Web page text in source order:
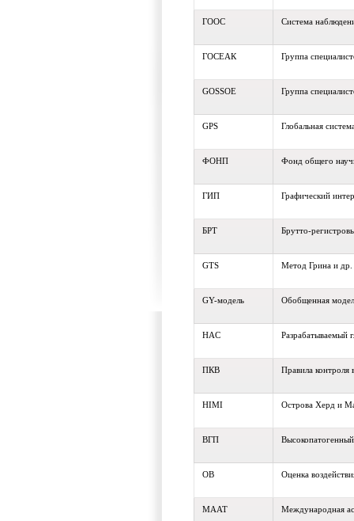
ГООС Система
ГОСЕАК Группа
GOSSOE Группа
GPS Глобальная
ФОНП Фонд общего
ГИП Графический
БРТ Брутто-
GTS Метод Грина и др.
GY-модель Обобщенная
HAC Разрабатываемый
ПКВ Правила контроля
HIMI Острова Херд и
ВГП
ОВ Оценка
МААТ Международная